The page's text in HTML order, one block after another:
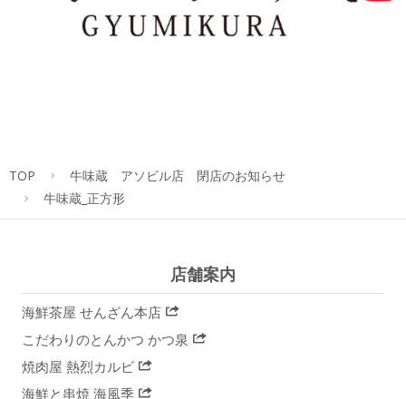
TOP
牛味蔵 アソビル店 閉店のお知らせ
牛味蔵_正方形
店舗案内
海鮮茶屋 せんざん本店
こだわりのとんかつ かつ泉
焼肉屋 熱烈カルビ
海鮮と串焼 海風季